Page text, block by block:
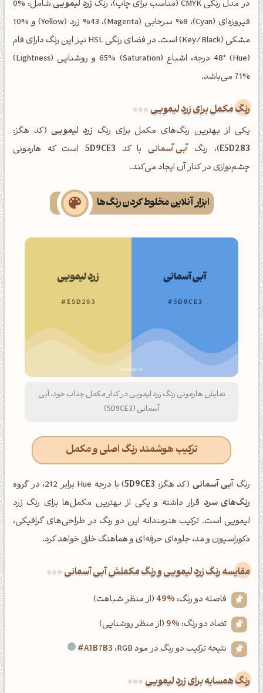
در مدل رنگی CMYK (مناسب برای چاپ)، رنگ زرد لیمویی
شامل: %0
فیروزه‌ای (Cyan)، %8 سرخابی (Magenta)، %43 زرد (Yellow) و %10
مشکی (Key/Black) است. در فضای رنگی HSL نیز این رنگ دارای فام
(Hue) 48° درجه، اشباع (Saturation) 65% و روشنایی (Lightness)
71% می‌باشد.
رنگ مکمل برای زرد لیمویی
یکی از بهترین رنگ‌های مکمل برای رنگ زرد لیمویی(کد هگز:
E5D283)، رنگ آبی آسمانی با کد 5D9CE3 است که هارمونی
چشم‌نوازی در کنار آن ایجاد می‌کند.
ابزار آنلاین مخلوط کردن رنگ‌ها
نمایش هارمونی رنگ زرد لیمویی در کنار مکمل جذاب خود، آبی
آسمانی (5D9CE3)
ترکیب هوشمند رنگ اصلی و مکمل
رنگ آبی آسمانی (کد هگز: 5D9CE3) با درجه Hue برابر 212، در گروه
رنگ‌های سرد قرار داشته و یکی از بهترین مکمل‌ها برای رنگ زرد
لیمویی است. ترکیب هنرمندانه این دو رنگ در طراحی‌های گرافیکی،
دکوراسیون و مد، جلوه‌ای حرفه‌ای و هماهنگ خلق خواهد کرد.
‌مقایسه رنگ زرد لیمویی و رنگ مکملش آبی آسمانی
فاصله دو رنگ: 49% (از منظر شباهت)
تضاد دو رنگ: 9% (از منظر روشنایی)
نتیجه ترکیب دو رنگ در مود RGB:
#A1B7B3
رنگ همسایه برای زرد لیمویی